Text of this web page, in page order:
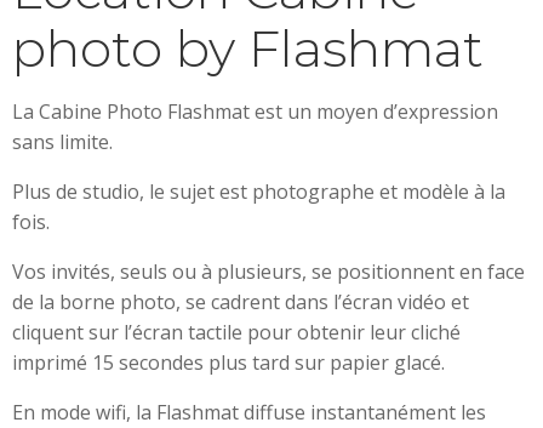
photo by Flashmat
La Cabine Photo Flashmat est un moyen d’expression
sans limite.
Plus de studio, le sujet est photographe et modèle à la
fois.
Vos invités, seuls ou à plusieurs, se positionnent en face
de la borne photo, se cadrent dans l’écran vidéo et
cliquent sur l’écran tactile pour obtenir leur cliché
imprimé 15 secondes plus tard sur papier glacé.
En mode wifi, la Flashmat diffuse instantanément les